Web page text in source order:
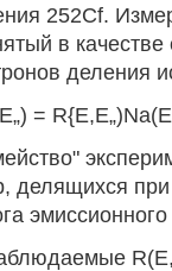
252Cf.
в
деления
=
делящихся